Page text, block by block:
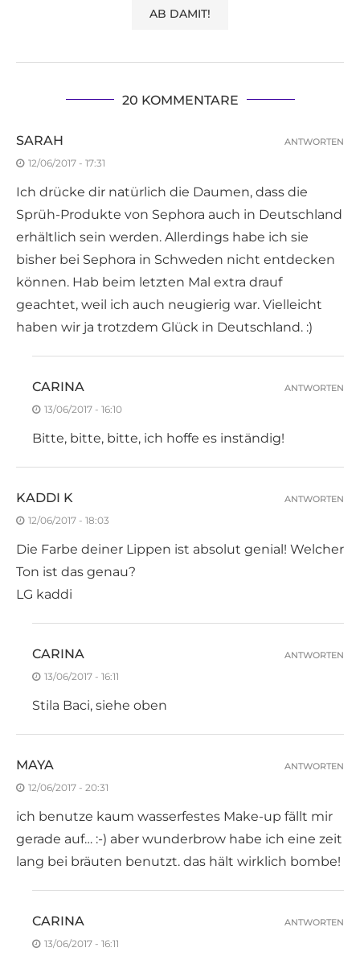
20 KOMMENTARE
SARAH
12/06/2017 - 17:31
Ich drücke dir natürlich die Daumen, dass die
Sprüh-Produkte von Sephora auch in Deutschland
erhältlich sein werden. Allerdings habe ich sie
bisher bei Sephora in Schweden nicht entdecken
können. Hab beim letzten Mal extra drauf
geachtet, weil ich auch neugierig war. Vielleicht
haben wir ja trotzdem Glück in Deutschland. :)
ANTWORTEN
CARINA
13/06/2017 - 16:10
Bitte, bitte, bitte, ich hoffe es inständig!
ANTWORTEN
KADDI K
12/06/2017 - 18:03
Die Farbe deiner Lippen ist absolut genial! Welcher
Ton ist das genau?
LG kaddi
ANTWORTEN
CARINA
13/06/2017 - 16:11
Stila Baci, siehe oben
ANTWORTEN
MAYA
12/06/2017 - 20:31
ich benutze kaum wasserfestes Make-up fällt mir
gerade auf… :-) aber wunderbrow habe ich eine zeit
lang bei bräuten benutzt. das hält wirklich bombe!
ANTWORTEN
CARINA
13/06/2017 - 16:11
ANTWORTEN